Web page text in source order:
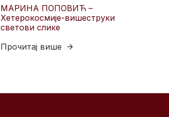
МАРИНА ПОПОВИЋ –
Хетерокосмије-вишеструки
светови слике
Прочитај више